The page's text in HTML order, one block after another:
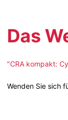
Das
"CRA kompakt:
Wenden Sie sich